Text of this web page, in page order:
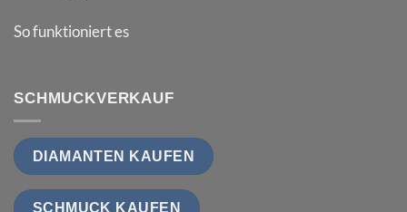
So funktioniert es
SCHMUCKVERKAUF
DIAMANTEN KAUFEN
SCHMUCK KAUFEN